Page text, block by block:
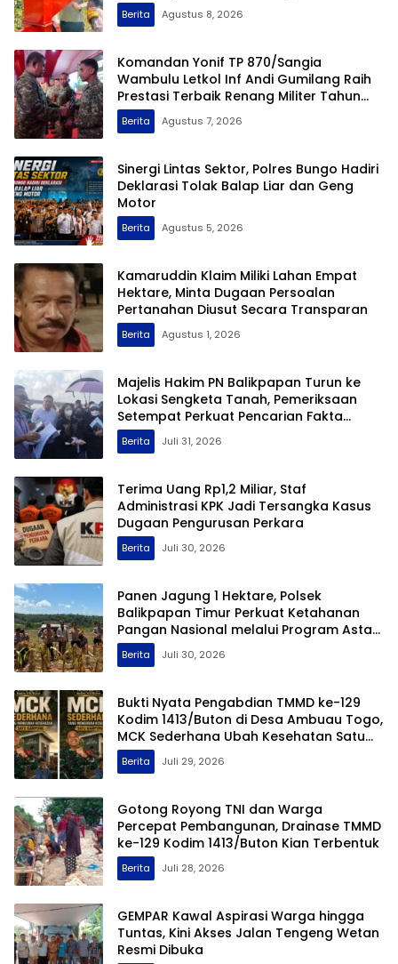
Berita Agustus 8, 2026
Komandan Yonif TP 870/Sangia
Wambulu Letkol Inf Andi Gumilang Raih
Prestasi Terbaik Renang Militer Tahun
2026
Berita Agustus 7, 2026
Sinergi Lintas Sektor, Polres Bungo Hadiri
Deklarasi Tolak Balap Liar dan Geng
Motor
Berita Agustus 5, 2026
Kamaruddin Klaim Miliki Lahan Empat
Hektare, Minta Dugaan Persoalan
Pertanahan Diusut Secara Transparan
Berita Agustus 1, 2026
Majelis Hakim PN Balikpapan Turun ke
Lokasi Sengketa Tanah, Pemeriksaan
Setempat Perkuat Pencarian Fakta
Hukum
Berita Juli 31, 2026
Terima Uang Rp1,2 Miliar, Staf
Administrasi KPK Jadi Tersangka Kasus
Dugaan Pengurusan Perkara
Berita Juli 30, 2026
Panen Jagung 1 Hektare, Polsek
Balikpapan Timur Perkuat Ketahanan
Pangan Nasional melalui Program Asta
Cita
Berita Juli 30, 2026
Bukti Nyata Pengabdian TMMD ke-129
Kodim 1413/Buton di Desa Ambuau Togo,
MCK Sederhana Ubah Kesehatan Satu
Kampung
Berita Juli 29, 2026
Gotong Royong TNI dan Warga
Percepat Pembangunan, Drainase TMMD
ke-129 Kodim 1413/Buton Kian Terbentuk
Berita Juli 28, 2026
GEMPAR Kawal Aspirasi Warga hingga
Tuntas, Kini Akses Jalan Tengeng Wetan
Resmi Dibuka